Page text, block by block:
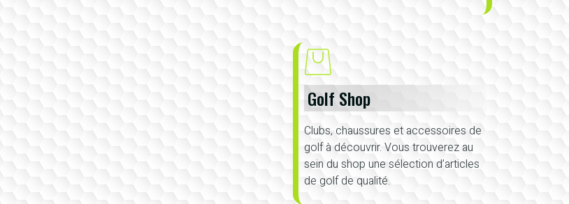
Golf Shop
Clubs, chaussures et accessoires de
golf à découvrir. Vous trouverez au
sein du shop une sélection d’articles
de golf de qualité.